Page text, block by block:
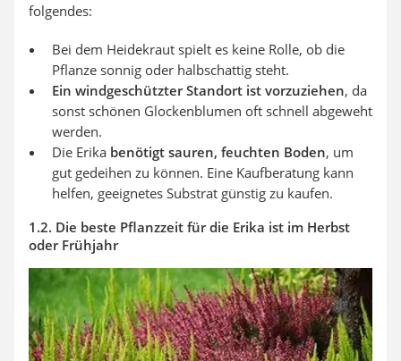
folgendes:
Bei dem Heidekraut spielt es keine Rolle, ob die
Pflanze sonnig oder halbschattig steht.
Ein windgeschützter Standort ist vorzuziehen, da
sonst schönen Glockenblumen oft schnell abgeweht
werden.
Die Erika benötigt sauren, feuchten Boden, um
gut gedeihen zu können. Eine Kaufberatung kann
helfen, geeignetes Substrat günstig zu kaufen.
1.2. Die beste Pflanzzeit für die Erika ist im Herbst
oder Frühjahr